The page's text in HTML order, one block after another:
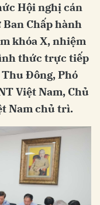
Hội nghị cán
Chấp hành
khóa X, nhiệm
thức trực tiếp
Đông, Phó
Việt Nam, Chủ
Nam chủ trì.